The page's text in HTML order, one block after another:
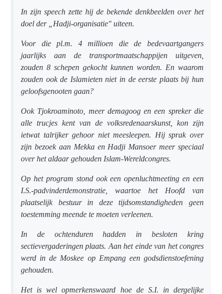
In zijn speech zette hij de bekende denkbeelden over het
doel der „Hadji-organisatie" uiteen.
Voor die pl.m. 4 millioen die de bedevaartgangers
jaarlijks aan de transportmaatschappijen uitgeven,
zouden 8 schepen gekocht kunnen worden. En waarom
zouden ook de Islamieten niet in de eerste plaats bij hun
geloofsgenooten gaan?
Ook Tjokroaminoto, meer demagoog en een spreker die
alle trucjes kent van de volksredenaarskunst, kon zijn
ietwat talrijker gehoor niet meesleepen. Hij sprak over
zijn bezoek aan Mekka en Hadji Mansoer meer speciaal
over het aldaar gehouden Islam-Wereldcongres.
Op het program stond ook een openluchtmeeting en een
I.S.-padvinderdemonstratie, waartoe het Hoofd van
plaatselijk bestuur in deze tijdsomstandigheden geen
toestemming meende te moeten verleenen.
In de ochtenduren hadden in besloten kring
sectievergaderingen plaats. Aan het einde van het congres
werd in de Moskee op Empang een godsdienstoefening
gehouden.
Het is wel opmerkenswaard hoe de S.I. in dergelijke